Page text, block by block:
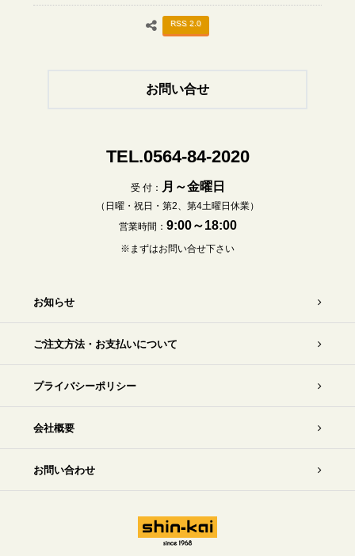
RSS 2.0
お問い合せ
TEL.0564-84-2020
受 付： 月～金曜日
（日曜・祝日・第2、第4土曜日休業）
営業時間： 9:00～18:00
※まずはお問い合せ下さい
お知らせ
ご注文方法・お支払いについて
プライバシーポリシー
会社概要
お問い合わせ